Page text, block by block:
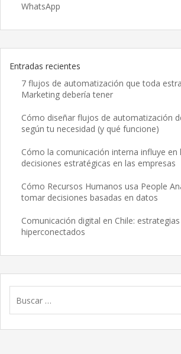
WhatsApp
Entradas recientes
7 flujos de automatización que toda
Marketing debería tener
Cómo diseñar flujos de automatización
según tu necesidad (y qué funcione)
Cómo la comunicación interna influye en
decisiones estratégicas en las empresas
Cómo Recursos Humanos usa People
tomar decisiones basadas en datos
Comunicación digital en Chile:
hiperconectados